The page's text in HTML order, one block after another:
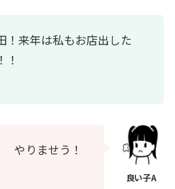
！来年は私もお店出した
！
やりませう！